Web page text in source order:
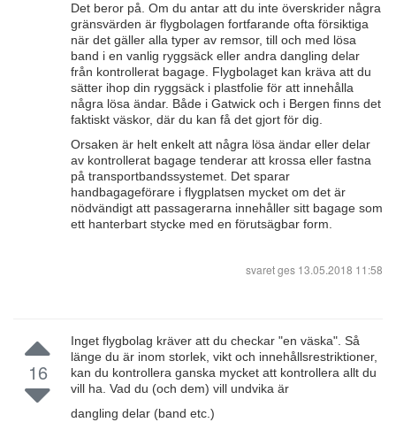
Det beror på. Om du antar att du inte överskrider några
gränsvärden är flygbolagen fortfarande ofta försiktiga
när det gäller alla typer av remsor, till och med lösa
band i en vanlig ryggsäck eller andra dangling delar
från kontrollerat bagage. Flygbolaget kan kräva att du
sätter ihop din ryggsäck i plastfolie för att innehålla
några lösa ändar. Både i Gatwick och i Bergen finns det
faktiskt väskor, där du kan få det gjort för dig.
Orsaken är helt enkelt att några lösa ändar eller delar
av kontrollerat bagage tenderar att krossa eller fastna
på transportbandssystemet. Det sparar
handbagageförare i flygplatsen mycket om det är
nödvändigt att passagerarna innehåller sitt bagage som
ett hanterbart stycke med en förutsägbar form.
svaret ges 13.05.2018 11:58
16
Inget flygbolag kräver att du checkar "en väska". Så
länge du är inom storlek, vikt och innehållsrestriktioner,
kan du kontrollera ganska mycket att kontrollera allt du
vill ha. Vad du (och dem) vill undvika är
dangling delar (band etc.)